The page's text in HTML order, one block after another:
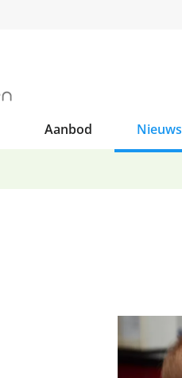
Aanbod Nieuws